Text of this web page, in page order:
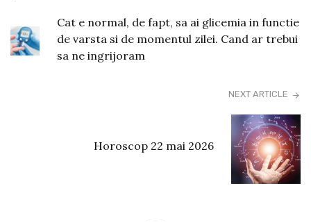
Cat e normal, de fapt, sa ai glicemia in functie
de varsta si de momentul zilei. Cand ar trebui
sa ne ingrijoram
NEXT ARTICLE
Horoscop 22 mai 2026